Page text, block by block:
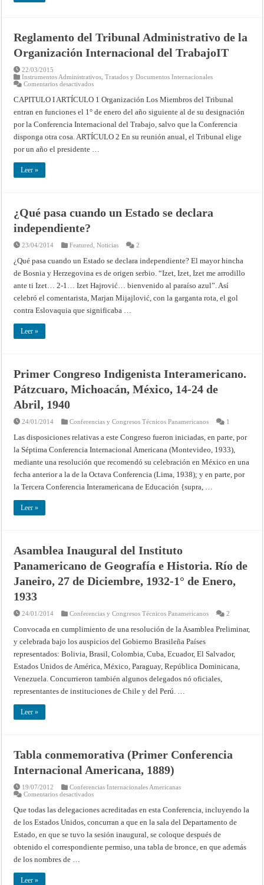
Reglamento del Tribunal Administrativo de la
Organización Internacional del TrabajoIT
22/03/2015
Instrumentos Administrativos ,Tratados y Documentos Internacionales
Comentarios desactivadosen
del
Tribunal
Administrativo
la
Organización
Internacional
TrabajoIT
CAPITULO I ARTÍCULO 1 Organización Los Miembros del Tribunal
entran en funciones el 1° de enero del año siguiente al de su designación
por la Conferencia Internacional del Trabajo, salvo que la Conferencia
disponga otra cosa. ARTÍCULO 2 En su reunión anual, el Tribunal elige
por un año el presidente …
Leer »
¿Qué pasa cuando un Estado se declara
independiente?
23/04/2014 Featured ,Noticias 2
¿Qué pasa cuando un Estado se declara independiente? El mayor hincha
de Bosnia y Herzegovina es de origen serbio. “Izet, Izet, Izet me arrodillo
ante ti Izet… 2-1… Izet Hajrović… bienvenido al paraíso azul”. Así
celebró el comentarista, Marjan Mijajlović, con la garganta rota, el gol
contra Eslovaquia que significaba …
Leer »
Primer Congreso Indigenista Interamericano.
Pátzcuaro, Michoacán, México, 14-24 de
Abril, 1940
24/01/2014 Conferencias y Congresos Técnicos Panamericanos 1
Las disposiciones relativas a este Congreso fueron iniciadas, en parte, por
la Séptima Conferencia Internacional Americana (Montevideo, 1933),
mediante una resolución que recomendó su celebración en México en una
fecha anterior a la de la Octava Conferencia (Lima, 1938); y en parte, por
la Tercera Conferencia Interamericana de Educación {supra, …
Leer »
Asamblea Inaugural del Instituto
Panamericano de Geografía e Historia. Río de
Janeiro, 27 de Diciembre, 1932-1° de Enero,
1933
24/01/2014 Conferencias y Congresos Técnicos Panamericanos 2
Convocada en cumplimiento de una resolución de la Asamblea Preliminar,
y celebrada bajo los auspicios del Gobierno Brasileña Países
representados: Bolivia, Brasil, Colombia, Cuba, Ecuador, El Salvador,
Estados Unidos de América, México, Paraguay, República Dominicana,
Venezuela. Concurrieron también algunos delegados nó oficiales,
representantes de instituciones de Chile y del Perú. …
Leer »
Tabla conmemorativa (Primer Conferencia
Internacional Americana, 1889)
19/07/2012
Conferencias Internacionales Americanas
Comentarios desactivadosen
conmemorativa
(Primer
Conferencia
Internacional
Americana,
Que todas las delegaciones acreditadas en esta Conferencia, incluyendo la
de los Estados Unidos, concurran a que en la sala del Departamento de
Estado, en que se tuvo la sesión inaugural, se coloque después de
obtenido el correspondiente permiso, una tabla de bronce, en que además
de los nombres de …
Leer »